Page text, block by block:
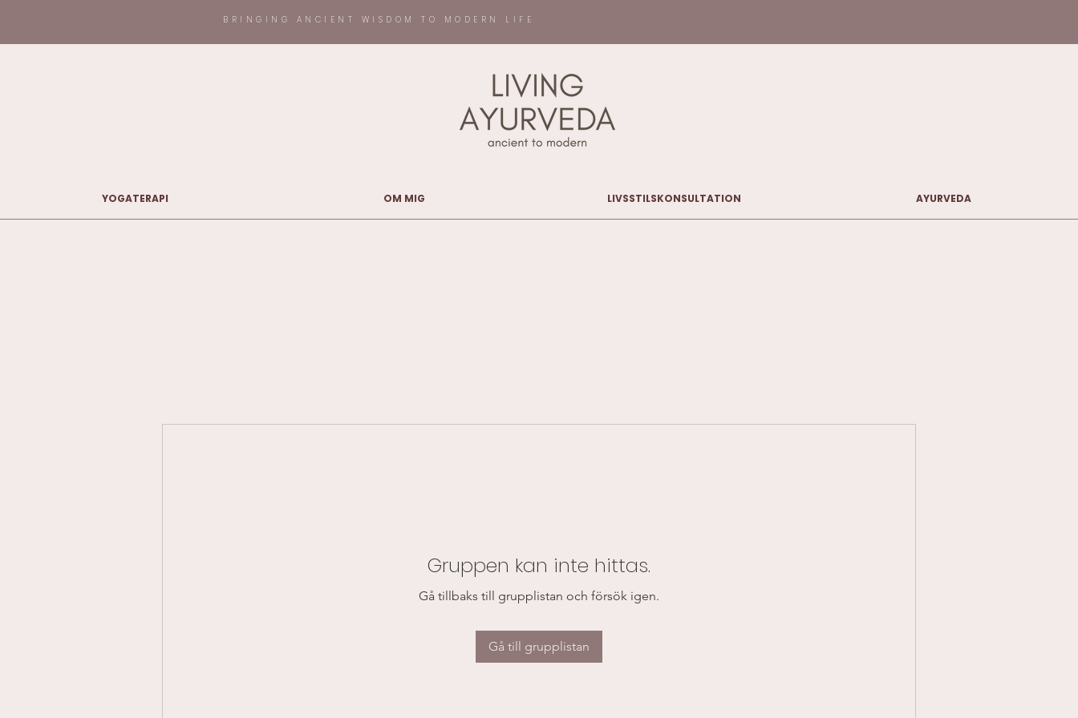
BRINGING ANCIENT WISDOM TO MODERN LIFE
YOGATERAPI OM MIG LIVSSTILSKONSULTATION AYURVEDA
Gruppen kan inte hittas.
Gå tillbaks till grupplistan och försök igen.
Gå till grupplistan